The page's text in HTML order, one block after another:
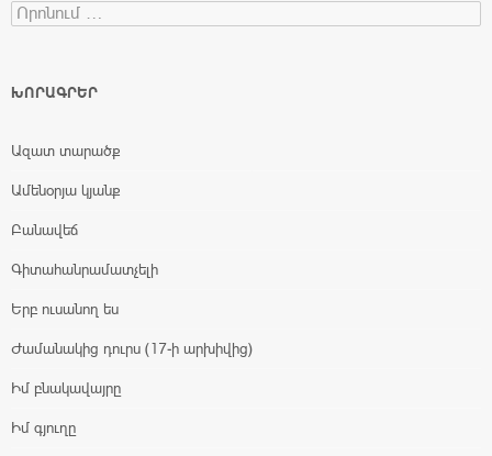
Search for:
ԽՈՐԱԳՐԵՐ
Ազատ տարածք
Ամենօրյա կյանք
Բանավեճ
Գիտահանրամատչելի
Երբ ուսանող ես
Ժամանակից դուրս (17-ի արխիվից)
Իմ բնակավայրը
Իմ գյուղը